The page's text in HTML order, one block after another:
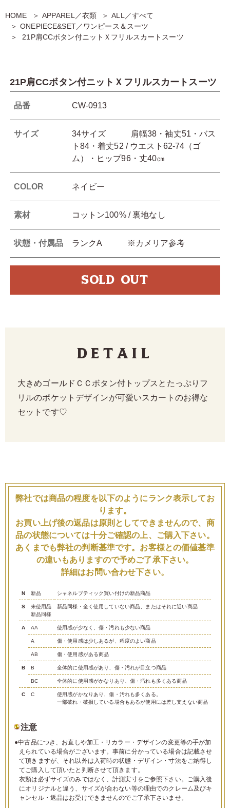
HOME APPAREL／衣類
ALL／すべて
ONEPIECE&SET／ワンピース＆スーツ
21P肩CCボタン付ニットＸフリルスカートスーツ
21P肩CCボタン付ニットＸフリルスカートスーツ
品番 CW-0913
サイズ
34サイズ 肩幅38・袖丈51・バス
ト84・着丈52 / ウエスト62-74（ゴ
ム）・ヒップ96・丈40㎝
COLOR ネイビー
素材 コットン100% / 裏地なし
状態・付属品 ランクA ※カメリア参考
SOLD OUT
Detail
大きめゴールドＣＣボタン付トップスとたっぷりフ
リルのポケットデザインが可愛いスカートのお得な
セットです♡
弊社では商品の程度を以下のようにランク表示してお
ります。
お買い上げ後の返品は原則としてできませんので、商
品の状態については十分ご確認の上、ご購入下さい。
あくまでも弊社の判断基準です。お客様との価値基準
の違いもありますので予めご了承下さい。
詳細はお問い合わせ下さい。
N 新品 シャネルブティック買い付けの新品商品
S
未使用品
新品同様
新品同様・全く使用していない商品、またはそれに近い商品
A AA 使用感が少なく、傷・汚れも少ない商品
A 傷・使用感は少しあるが、程度のよい商品
AB 傷・使用感がある商品
B B 全体的に使用感があり、傷・汚れが目立つ商品
BC 全体的に使用感がかなりあり、傷・汚れも多くある商品
C C
使用感がかなりあり、傷・汚れも多くある。
一部破れ・破損している場合もあるが使用には差し支えない商品
注意
●中古品につき、お直しや加工・リカラー・デザインの変更等の手が加
えられている場合がございます。事前に分かっている場合は記載させ
て頂きますが、それ以外は入荷時の状態・デザイン・寸法をご納得し
てご購入して頂いたと判断させて頂きます。
衣類は必ずサイズのみではなく、計測実寸をご参照下さい。ご購入後
にオリジナルと違う、サイズが合わない等の理由でのクレーム及びキ
ャンセル・返品はお受けできませんのでご了承下さいませ。